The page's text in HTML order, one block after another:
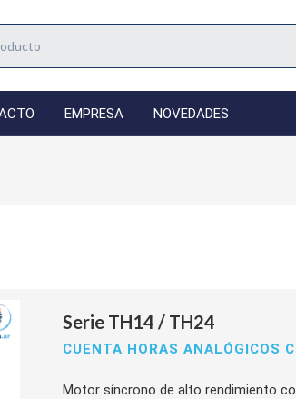
EMPRESA NOVEDADES
Serie TH14 / TH24
CUENTA HORAS ANALÓGICOS
Motor síncrono de alto rendimiento